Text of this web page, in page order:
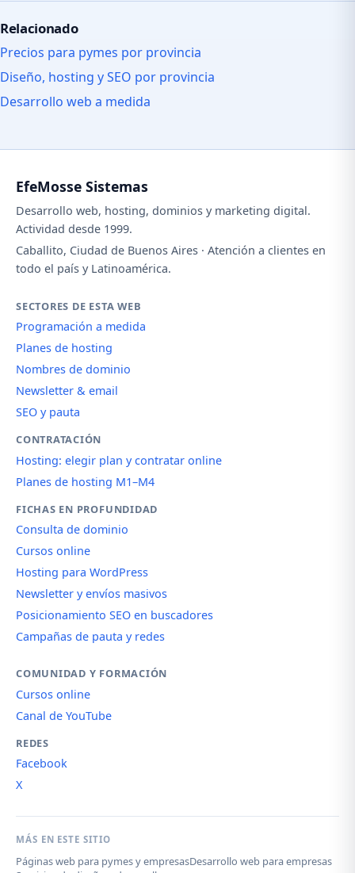
Relacionado
Precios para pymes por provincia
Diseño, hosting y SEO por provincia
Desarrollo web a medida
EfeMosse Sistemas
Desarrollo web, hosting, dominios y marketing digital.
Actividad desde 1999.
Caballito, Ciudad de Buenos Aires · Atención a clientes en
todo el país y Latinoamérica.
SECTORES DE ESTA WEB
Programación a medida
Planes de hosting
Nombres de dominio
Newsletter & email
SEO y pauta
CONTRATACIÓN
Hosting: elegir plan y contratar online
Planes de hosting M1–M4
FICHAS EN PROFUNDIDAD
Consulta de dominio
Cursos online
Hosting para WordPress
Newsletter y envíos masivos
Posicionamiento SEO en buscadores
Campañas de pauta y redes
COMUNIDAD Y FORMACIÓN
Cursos online
Canal de YouTube
REDES
Facebook
X
MÁS EN ESTE SITIO
Páginas web para pymes y empresasDesarrollo web para empresas